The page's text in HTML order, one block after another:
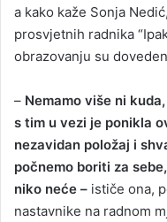
a kako kaže Sonja
prosvjetnih radnika
obrazovanju su
– Nemamo više ni
s tim u vezi je ponikla
nezavidan položaj i
počnemo boriti za
niko neće – ističe ona,
nastavnike na radnom